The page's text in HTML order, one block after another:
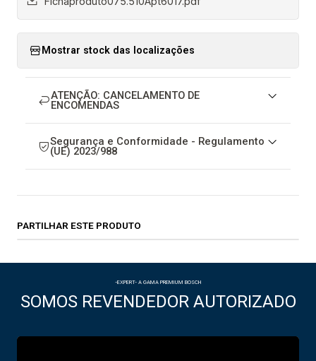
Mostrar stock das localizações
ATENÇÃO: CANCELAMENTO DE
ENCOMENDAS
Segurança e Conformidade - Regulamento
(UE) 2023/988
PARTILHAR ESTE PRODUTO
-EXPERT- A GAMA PREMIUM BOSCH
SOMOS REVENDEDOR AUTORIZADO